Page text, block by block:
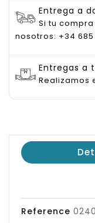
Entrega a
Si tu
nosotros: +34 685
Entregas a
Realizamos
Reference